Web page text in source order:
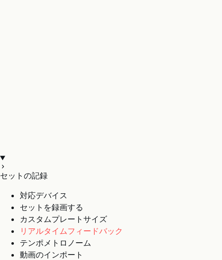
セットの記録
対応デバイス
セットを録画する
カスタムプレートサイズ
リアルタイムフィードバック
テンポメトロノーム
動画のインポート